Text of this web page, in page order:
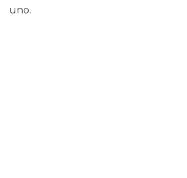
uno.